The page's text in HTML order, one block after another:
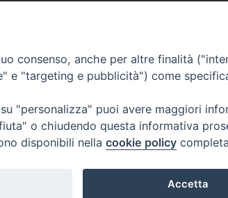
Castello.
consenso, anche per altre finalità
e "targeting e pubblicità") come
"personalizza" puoi avere maggiori
o chiudendo questa informativa
disponibili nella cookie policy
Accetta